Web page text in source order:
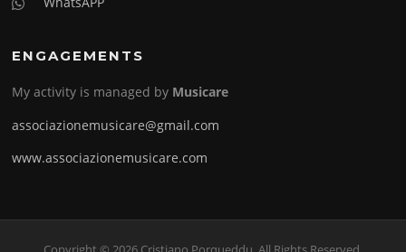
ENGAGEMENTS
My activity is managed by Musicare
associazionemusicare@gmail.com
www.associazionemusicare.com